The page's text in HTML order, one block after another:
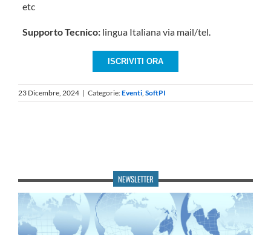
etc
Supporto Tecnico: lingua Italiana via mail/tel.
ISCRIVITI ORA
23 Dicembre, 2024 | Categorie:Eventi SoftPI
NEWSLETTER